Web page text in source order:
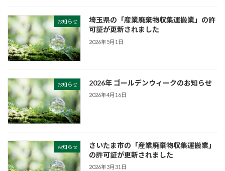
お知らせ
埼玉県の「産業廃棄物収集運搬業」の許
可証が更新されました
2026年5月1日
お知らせ 2026年 ゴールデンウィークのお知らせ
2026年4月16日
お知らせ
さいたま市の「産業廃棄物収集運搬業」
の許可証が更新されました
2026年3月31日